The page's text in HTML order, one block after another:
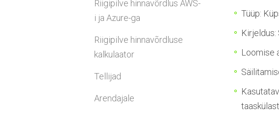
Riigipilve hinnavõrdlus AWS-
i ja Azure-ga
Riigipilve hinnavõrdluse
kalkulaator
Tellijad
Arendajale
Tüüp:
Kirjeldus:
Loomise